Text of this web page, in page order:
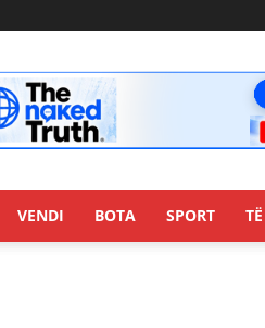
VENDI BOTA SPORT